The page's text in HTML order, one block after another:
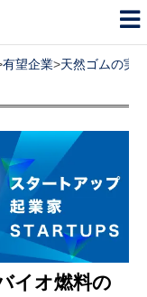
有望企業>天然ゴムの実
イオ燃料の